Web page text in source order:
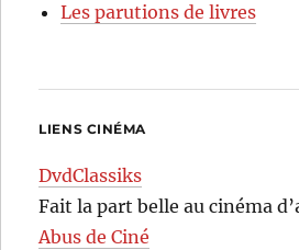
Les parutions de livres
LIENS CINÉMA
DvdClassiks
Fait la part belle au cinéma
Abus de Ciné